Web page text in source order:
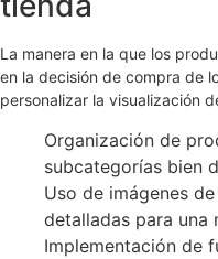
La manera en la que los
en la decisión de compra de
personalizar la visualización
Organización de
subcategorías bien
Uso de imágenes
detalladas para una
Implementación de